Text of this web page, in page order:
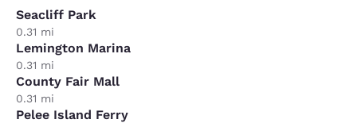
Seacliff Park
0.31 mi
Lemington Marina
0.31 mi
County Fair Mall
0.31 mi
Pelee Island Ferry